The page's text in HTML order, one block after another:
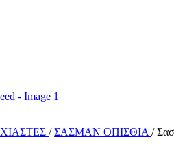
/ ΣΑΣΜΑΝ ΟΠΙΣΘΙΑ /